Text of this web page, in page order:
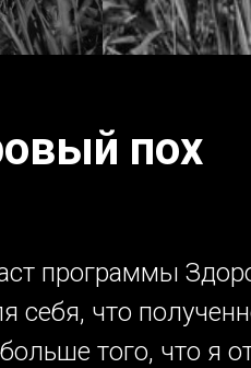
пох
программы
себя, что
того, что я